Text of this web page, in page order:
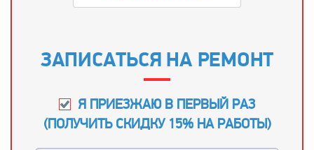
ЗАПИСАТЬСЯ НА РЕМОНТ
Я ПРИЕЗЖАЮ В ПЕРВЫЙ РАЗ
(ПОЛУЧИТЬ СКИДКУ 15% НА РАБОТЫ)